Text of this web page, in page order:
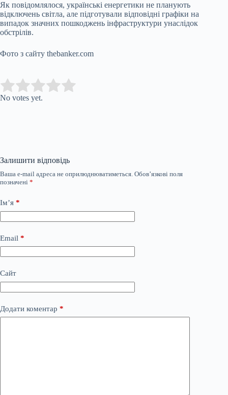
Як повідомлялося, українські енергетики не планують
відключень світла, але підготували відповідні графіки на
випадок значних пошкоджень інфраструктури унаслідок
обстрілів.
Фото з сайту thebanker.com
Rate this item:
No votes yet.
Залишити відповідь
Ваша e-mail адреса не оприлюднюватиметься. Обов’язкові поля
позначені *
Ім’я *
Email *
Сайт
Додати коментар *